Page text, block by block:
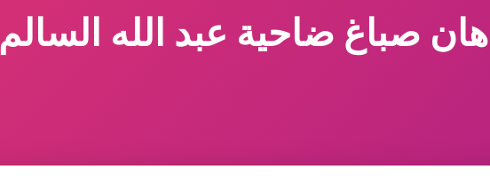
صباغ ضاحية عبد الله السالم